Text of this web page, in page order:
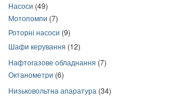
Насоси (49)
Мотопомпи (7)
Роторні насоси (9)
Шафи керування (12)
Нафтогазове обладнання (7)
Октанометри (6)
Низьковольтна апаратура (34)